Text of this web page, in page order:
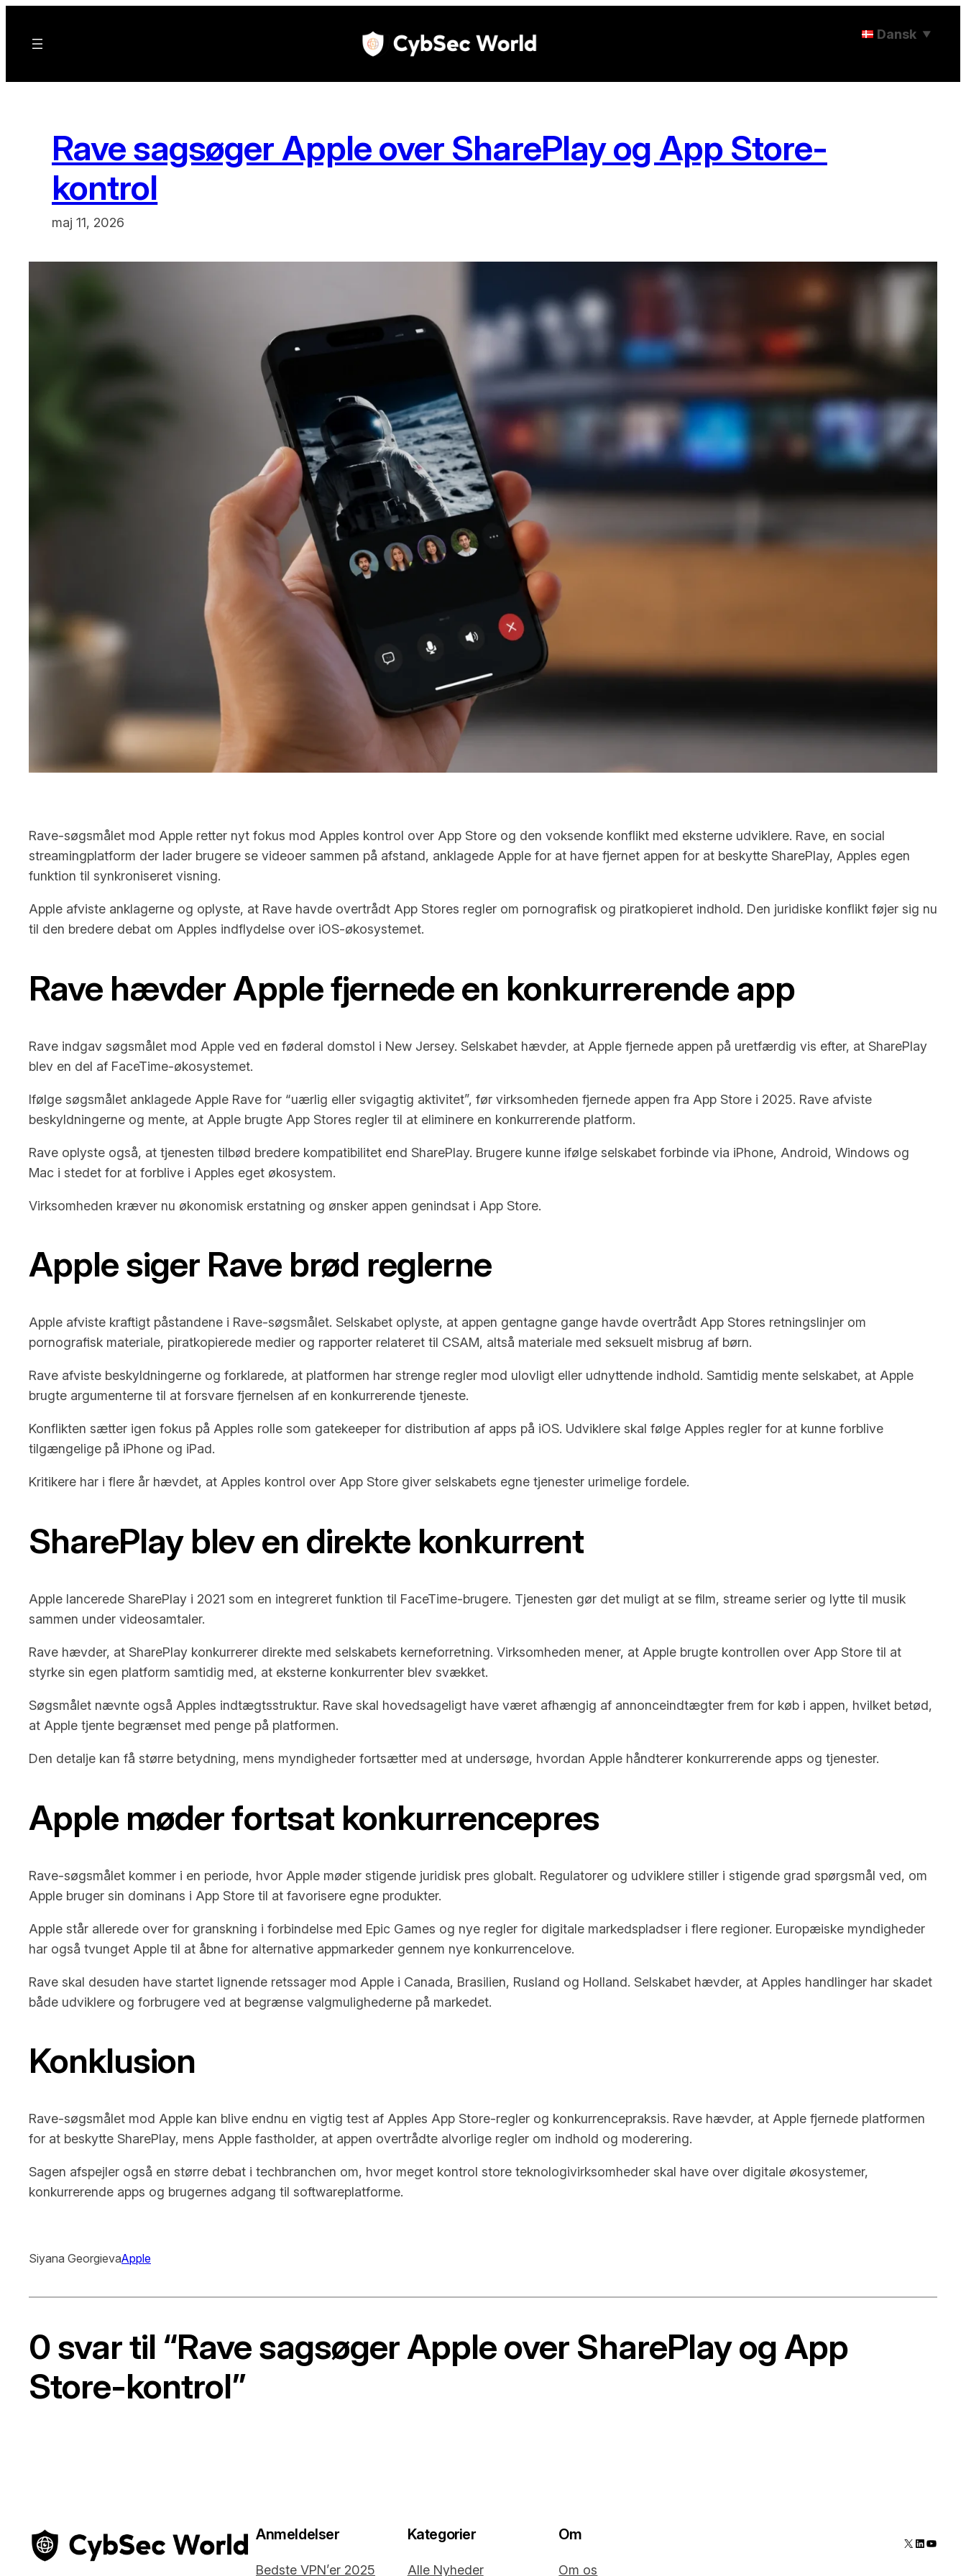
Dansk ▼
Rave sagsøger Apple over SharePlay og App Store-
kontrol
maj 11, 2026
Rave-søgsmålet mod Apple retter nyt fokus mod Apples kontrol over App Store og den voksende konflikt med eksterne udviklere. Rave, en social
streamingplatform der lader brugere se videoer sammen på afstand, anklagede Apple for at have fjernet appen for at beskytte SharePlay, Apples egen
funktion til synkroniseret visning.
Apple afviste anklagerne og oplyste, at Rave havde overtrådt App Stores regler om pornografisk og piratkopieret indhold. Den juridiske konflikt føjer sig nu
til den bredere debat om Apples indflydelse over iOS-økosystemet.
Rave hævder Apple fjernede en konkurrerende app
Rave indgav søgsmålet mod Apple ved en føderal domstol i New Jersey. Selskabet hævder, at Apple fjernede appen på uretfærdig vis efter, at SharePlay
blev en del af FaceTime-økosystemet.
Ifølge søgsmålet anklagede Apple Rave for “uærlig eller svigagtig aktivitet”, før virksomheden fjernede appen fra App Store i 2025. Rave afviste
beskyldningerne og mente, at Apple brugte App Stores regler til at eliminere en konkurrerende platform.
Rave oplyste også, at tjenesten tilbød bredere kompatibilitet end SharePlay. Brugere kunne ifølge selskabet forbinde via iPhone, Android, Windows og
Mac i stedet for at forblive i Apples eget økosystem.
Virksomheden kræver nu økonomisk erstatning og ønsker appen genindsat i App Store.
Apple siger Rave brød reglerne
Apple afviste kraftigt påstandene i Rave-søgsmålet. Selskabet oplyste, at appen gentagne gange havde overtrådt App Stores retningslinjer om
pornografisk materiale, piratkopierede medier og rapporter relateret til CSAM, altså materiale med seksuelt misbrug af børn.
Rave afviste beskyldningerne og forklarede, at platformen har strenge regler mod ulovligt eller udnyttende indhold. Samtidig mente selskabet, at Apple
brugte argumenterne til at forsvare fjernelsen af en konkurrerende tjeneste.
Konflikten sætter igen fokus på Apples rolle som gatekeeper for distribution af apps på iOS. Udviklere skal følge Apples regler for at kunne forblive
tilgængelige på iPhone og iPad.
Kritikere har i flere år hævdet, at Apples kontrol over App Store giver selskabets egne tjenester urimelige fordele.
SharePlay blev en direkte konkurrent
Apple lancerede SharePlay i 2021 som en integreret funktion til FaceTime-brugere. Tjenesten gør det muligt at se film, streame serier og lytte til musik
sammen under videosamtaler.
Rave hævder, at SharePlay konkurrerer direkte med selskabets kerneforretning. Virksomheden mener, at Apple brugte kontrollen over App Store til at
styrke sin egen platform samtidig med, at eksterne konkurrenter blev svækket.
Søgsmålet nævnte også Apples indtægtsstruktur. Rave skal hovedsageligt have været afhængig af annonceindtægter frem for køb i appen, hvilket betød,
at Apple tjente begrænset med penge på platformen.
Den detalje kan få større betydning, mens myndigheder fortsætter med at undersøge, hvordan Apple håndterer konkurrerende apps og tjenester.
Apple møder fortsat konkurrencepres
Rave-søgsmålet kommer i en periode, hvor Apple møder stigende juridisk pres globalt. Regulatorer og udviklere stiller i stigende grad spørgsmål ved, om
Apple bruger sin dominans i App Store til at favorisere egne produkter.
Apple står allerede over for granskning i forbindelse med Epic Games og nye regler for digitale markedspladser i flere regioner. Europæiske myndigheder
har også tvunget Apple til at åbne for alternative appmarkeder gennem nye konkurrencelove.
Rave skal desuden have startet lignende retssager mod Apple i Canada, Brasilien, Rusland og Holland. Selskabet hævder, at Apples handlinger har skadet
både udviklere og forbrugere ved at begrænse valgmulighederne på markedet.
Konklusion
Rave-søgsmålet mod Apple kan blive endnu en vigtig test af Apples App Store-regler og konkurrencepraksis. Rave hævder, at Apple fjernede platformen
for at beskytte SharePlay, mens Apple fastholder, at appen overtrådte alvorlige regler om indhold og moderering.
Sagen afspejler også en større debat i techbranchen om, hvor meget kontrol store teknologivirksomheder skal have over digitale økosystemer,
konkurrerende apps og brugernes adgang til softwareplatforme.
Siyana GeorgievaApple
0 svar til “Rave sagsøger Apple over SharePlay og App
Store-kontrol”
Anmeldelser
Bedste VPN’er 2025
Kategorier
Alle Nyheder
Om
Om os
X LinkedIn YouTube